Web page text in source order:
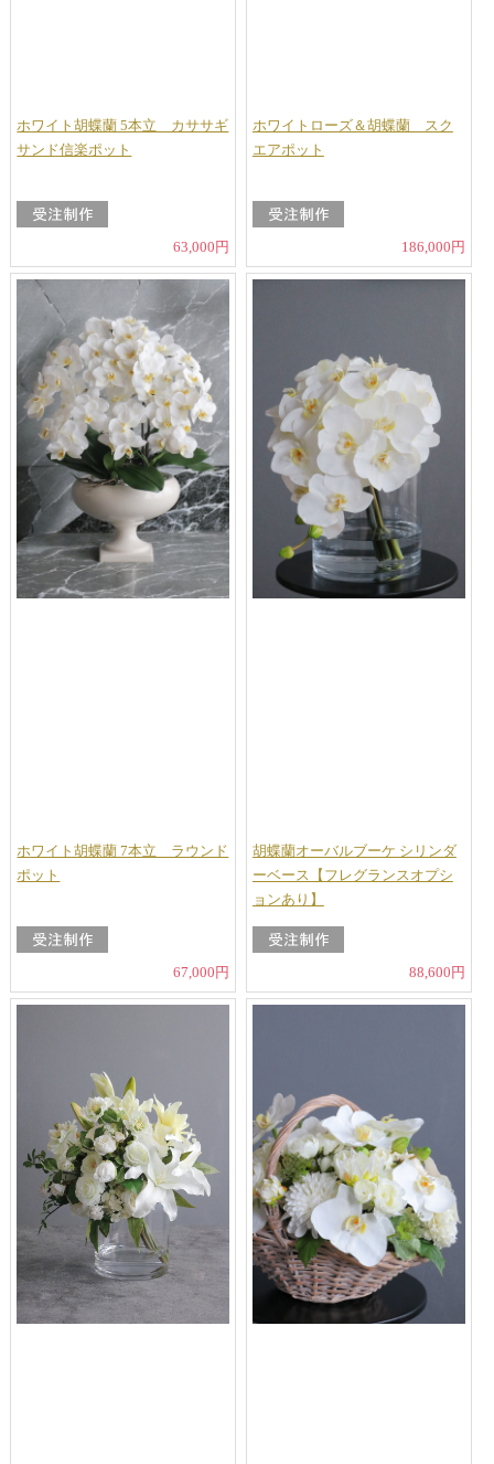
ホワイト胡蝶蘭 5本立 カササギ
サンド信楽ポット
63,000円
ホワイトローズ＆胡蝶蘭 スク
エアポット
186,000円
ホワイト胡蝶蘭 7本立 ラウンド
ポット
67,000円
胡蝶蘭オーバルブーケ シリンダ
ーベース【フレグランスオプシ
ョンあり】
88,600円